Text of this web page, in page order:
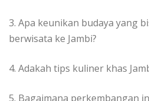
3. Apa keunikan budaya yang
berwisata ke Jambi?
4. Adakah tips kuliner khas
5. Bagaimana perkembangan